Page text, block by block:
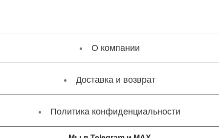
О компании
Доставка и возврат
Политика конфиденциальности